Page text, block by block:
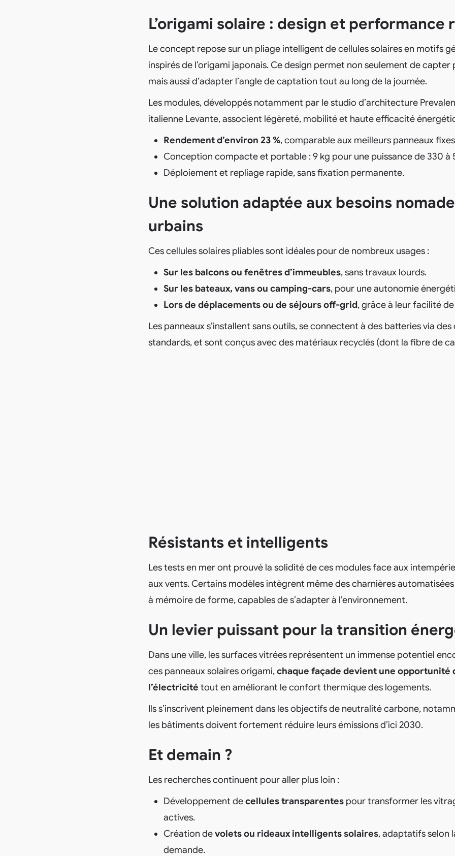
L’origami solaire : design et performance
Le concept repose sur un pliage intelligent de cellules solaires en motifs
inspirés de l’origami japonais. Ce design permet non seulement de capter
mais aussi d’adapter l’angle de captation tout au long de la journée.
Les modules, développés notamment par le studio d’architecture
italienne Levante, associent légèreté, mobilité et haute efficacité
Rendement d’environ 23 %, comparable aux meilleurs panneaux
Conception compacte et portable : 9 kg pour une puissance de 330 à
Déploiement et repliage rapide, sans fixation permanente.
Une solution adaptée aux besoins
urbains
Ces cellules solaires pliables sont idéales pour de nombreux usages :
Sur les balcons ou fenêtres d’immeubles, sans travaux lourds.
Sur les bateaux, vans ou camping-cars, pour une autonomie
Lors de déplacements ou de séjours off-grid, grâce à leur facilité
Les panneaux s’installent sans outils, se connectent à des batteries via
standards, et sont conçus avec des matériaux recyclés (dont la fibre de
Résistants et intelligents
Les tests en mer ont prouvé la solidité de ces modules face aux
aux vents. Certains modèles intègrent même des charnières
à mémoire de forme, capables de s’adapter à l’environnement.
Un levier puissant pour la transition
Dans une ville, les surfaces vitrées représentent un immense potentiel
ces panneaux solaires origami,chaque façade devient une opportunité
l’électricité tout en améliorant le confort thermique des logements.
Ils s’inscrivent pleinement dans les objectifs de neutralité carbone,
les bâtiments doivent fortement réduire leurs émissions d’ici 2030.
Et demain ?
Les recherches continuent pour aller plus loin :
Développement decellules transparentes pour transformer les
actives.
Création devolets ou rideaux intelligents solaires, adaptatifs selon
demande.